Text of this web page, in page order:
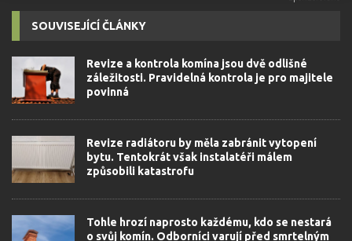
SOUVISEJÍCÍ ČLÁNKY
Revize a kontrola komína jsou dvě odlišné
záležitosti. Pravidelná kontrola je pro majitele
povinná
Revize radiátoru by měla zabránit vytopení
bytu. Tentokrát však instalatéři málem
způsobili katastrofu
Tohle hrozí naprosto každému, kdo se nestará
o svůj komín. Odborníci varují před smrtelným